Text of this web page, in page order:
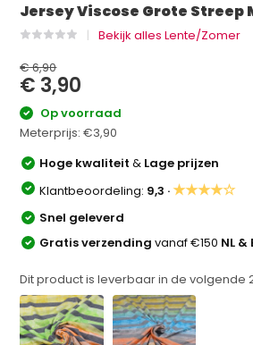
Jersey Viscose Grote Streep
Bekijk alles Lente/Zomer
€ 6,90
€ 3,90
Op voorraad
Meterprijs:€3,90
Hoge kwaliteit& Lage prijzen
Klantbeoordeling: 9,3 ·★★★★☆
Snel geleverd
Gratis verzendingvanaf €150 NL &
Dit product is leverbaar in de volgende